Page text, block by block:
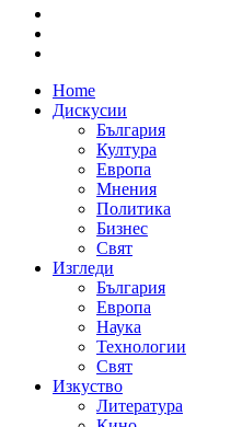
Home
Дискусии
България
Култура
Европа
Мнения
Политика
Бизнес
Свят
Изгледи
България
Европа
Наука
Технологии
Свят
Изкуство
Литература